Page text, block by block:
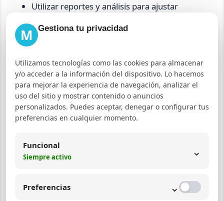
Utilizar reportes y análisis para ajustar
campañas y mejorar el retorno de inversión.
Casos de éxito en marketing
digital para transporte en
Colombia
han logrado aumentar su cartera de clientes y
mejorar la fidelización. Por ejemplo, una empresa
campañas segmentadas en Google Ads y mejoró
M Gestiona tu privacidad
Utilizamos tecnologías como las cookies para almacenar
y/o acceder a la información del dispositivo. Lo hacemos
para mejorar la experiencia de navegación, analizar el
uso del sitio y mostrar contenido o anuncios
personalizados. Puedes aceptar, denegar o configurar tus
preferencias en cualquier momento.
Funcional
Siempre activo ⌄
Preferencias ⌄